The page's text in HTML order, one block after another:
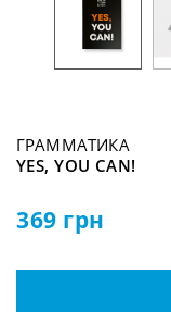
ГРАММАТИКА
YES, YOU CAN!
369 грн